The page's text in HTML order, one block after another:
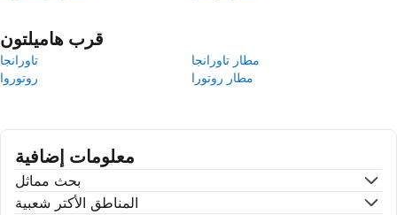
قرب هاميلتون
تاورانجا
مطار تاورانجا
روتوروا
مطار روتورا
معلومات إضافية
بحث مماثل
المناطق الأكتر شعبية